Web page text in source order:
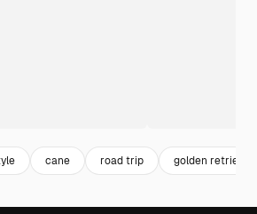
cane road trip golden retriever